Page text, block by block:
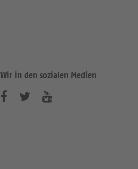
Wir in den sozialen Medien
B
B
B